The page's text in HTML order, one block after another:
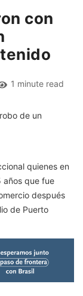
con
1 minute read
quienes en
años que fue
después
de Puerto